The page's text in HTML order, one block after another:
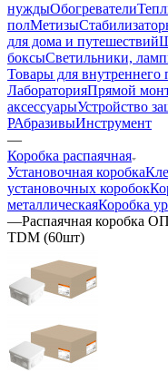
нуждыОбогреватели
полМетизы
для дома и путешествий
боксыСветильники,
Товары для внутреннего
ЛабораторияПрямой
аксессуарыУстройство
РАбразивыИнструмент
—
Коробка распаячная
Установочная коробка
установочных коробок
металлическаяКоробка
—Распаячная коробка
TDM (60шт)